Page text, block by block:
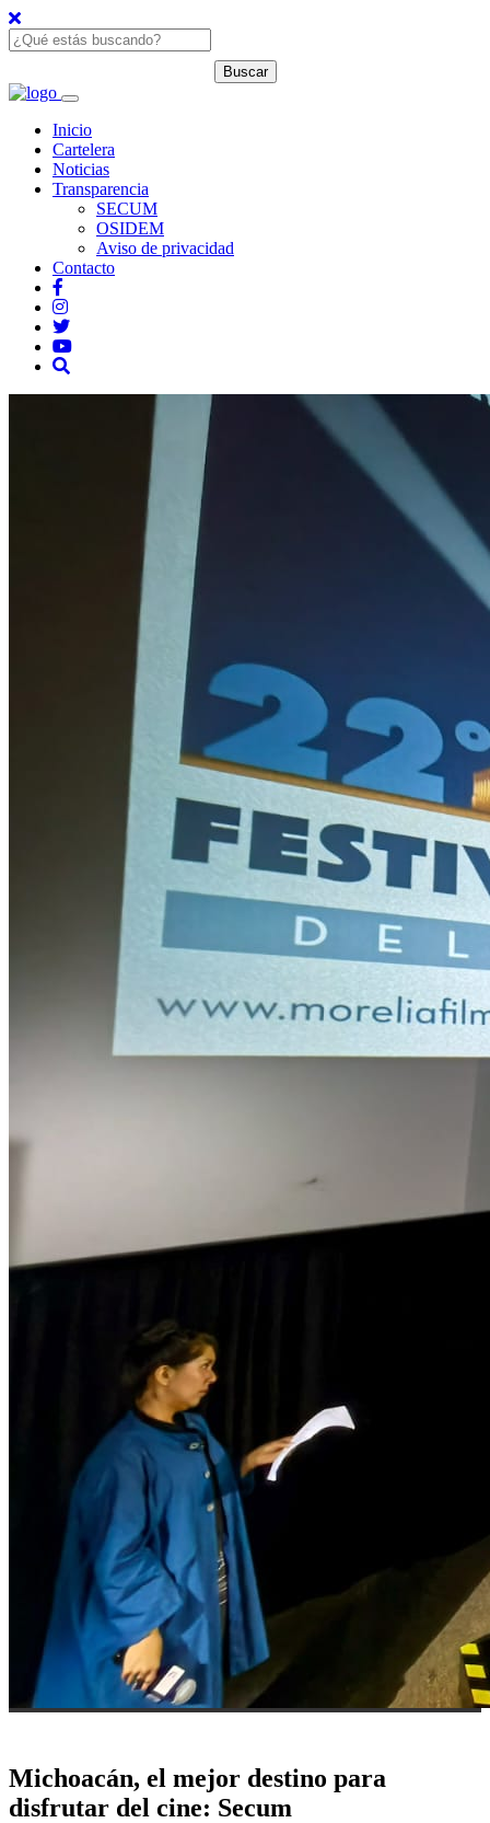
Inicio
Cartelera
Noticias
Transparencia
SECUM
OSIDEM
Aviso de privacidad
Contacto
Michoacán, el mejor destino para
disfrutar del cine: Secum